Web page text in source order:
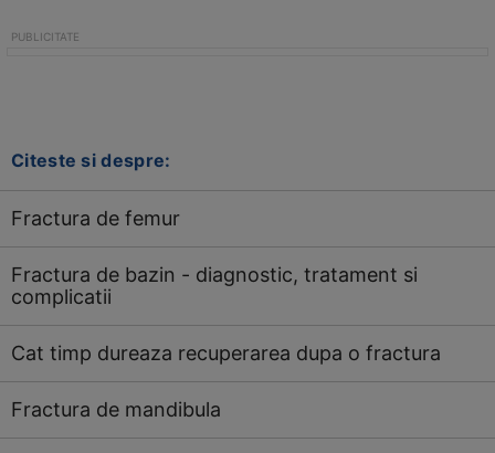
Citeste si despre:
Fractura de femur
Fractura de bazin - diagnostic, tratament si
complicatii
Cat timp dureaza recuperarea dupa o fractura
Fractura de mandibula